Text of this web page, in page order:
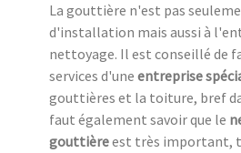
La gouttière n'est pas
d'installation mais aussi à
nettoyage. Il est conseillé de
services d'une entreprise
gouttières et la toiture, bref
faut également savoir que le
gouttièreest très important,